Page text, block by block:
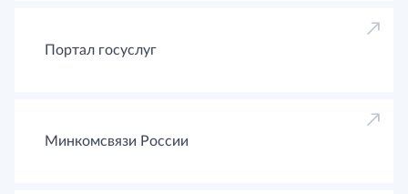
Портал госуслуг
Минкомсвязи России